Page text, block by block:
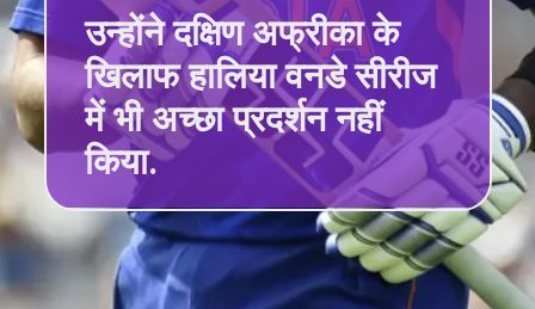
उन्होंने दक्षिण अफ्रीका के
खिलाफ हालिया वनडे सीरीज
में भी अच्छा प्रदर्शन नहीं
किया.